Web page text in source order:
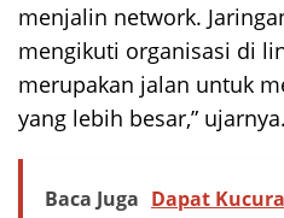
menjalin network.
mengikuti organisasi di
merupakan jalan untuk
yang lebih besar,” ujarnya.
Baca Juga Dapat